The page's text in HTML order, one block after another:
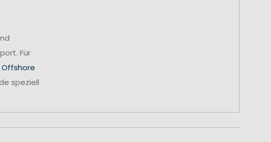
Für
Offshore
speziell